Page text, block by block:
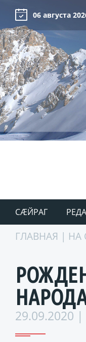
06 августа
СÆЙРАГ
ГЛАВНАЯ | НА
29.09.2020 |